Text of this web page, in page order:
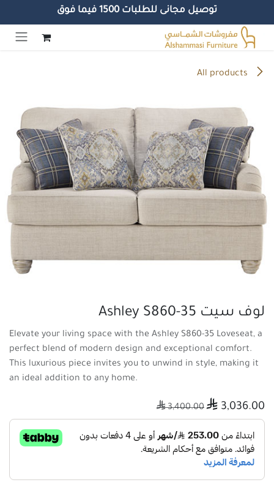
توصيل مجانى للطلبات 1500 فيما فوق
تخطي للذهاب إلى المحتوى
All products
لوف سيت Ashley S860-35
Elevate your living space with the Ashley S860-35 Loveseat, a
perfect blend of modern design and exceptional comfort.
This luxurious piece invites you to unwind in style, making it
an ideal addition to any home.
3,036.00
3,400.00
